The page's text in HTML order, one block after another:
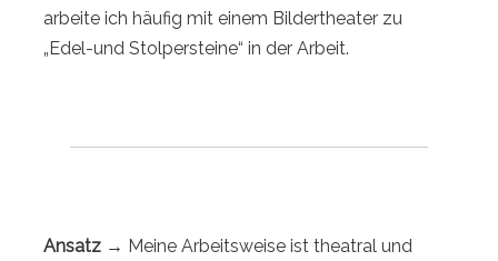
arbeite ich häufig mit einem Bildertheater zu
„Edel-und Stolpersteine“ in der Arbeit.
Ansatz → Meine Arbeitsweise ist theatral und